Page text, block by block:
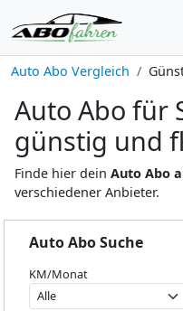
Auto Abo Vergleich
Auto Abo für
günstig und
Finde hier dein Auto Abo
verschiedener Anbieter.
Auto Abo Suche
KM/Monat